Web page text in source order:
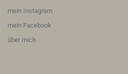
mein Instagram
mein Facebook
über mich